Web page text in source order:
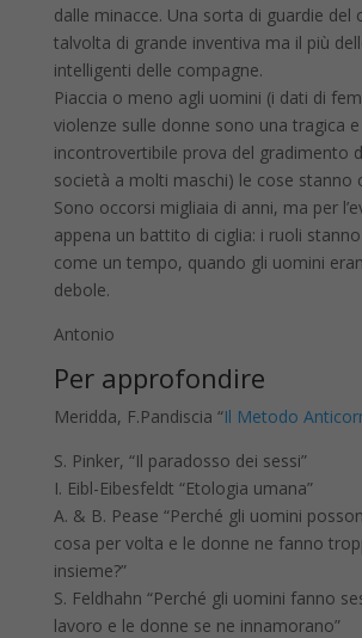
dalle minacce. Una sorta di guardie del
talvolta di grande inventiva ma il più
intelligenti delle compagne.
Piaccia o meno agli uomini (i dati di
violenze sulle donne sono una tragica e
incontrovertibile prova del gradimento
società a molti maschi) le cose stanno
Sono occorsi migliaia di anni, ma per
appena un battito di ciglia: i ruoli
come un tempo, quando gli uomini
debole.
Antonio
Per approfondire
Meridda, F.Pandiscia “Il Metodo
S. Pinker, “Il paradosso dei sessi”
I. Eibl-Eibesfeldt “Etologia umana”
A. & B. Pease “Perché gli uomini
cosa per volta e le donne ne fanno
insieme?”
S. Feldhahn “Perché gli uomini fanno
lavoro e le donne se ne innamorano”